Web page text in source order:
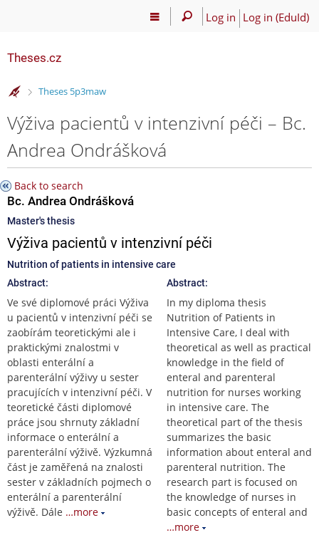
Log in Log in (EduId)
Theses.cz
>
Theses 5p3maw
Výživa pacientů v intenzivní péči – Bc.
Andrea Ondrášková
Back to search
Bc. Andrea Ondrášková
Master's thesis
Výživa pacientů v intenzivní péči
Nutrition of patients in intensive care
Abstract:
Ve své diplomové práci Výživa
u pacientů v intenzivní péči se
zaobírám teoretickými ale i
praktickými znalostmi v
oblasti enterální a
parenterální výživy u sester
pracujících v intenzivní péči. V
teoretické části diplomové
práce jsou shrnuty základní
informace o enterální a
parenterální výživě. Výzkumná
část je zaměřená na znalosti
sester v základních pojmech o
enterální a parenterální
výživě. Dále …more
Abstract:
In my diploma thesis
Nutrition of Patients in
Intensive Care, I deal with
theoretical as well as practical
knowledge in the field of
enteral and parenteral
nutrition for nurses working
in intensive care. The
theoretical part of the thesis
summarizes the basic
information about enteral and
parenteral nutrition. The
research part is focused on
the knowledge of nurses in
basic concepts of enteral and
…more